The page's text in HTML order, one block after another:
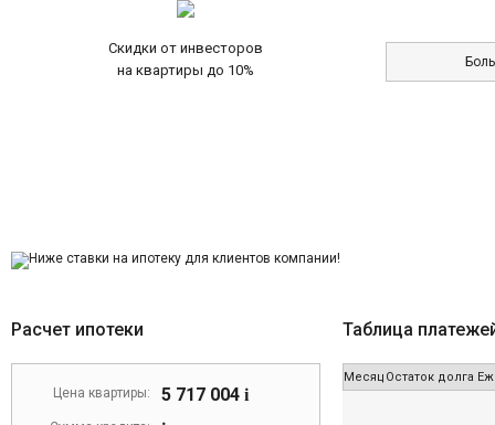
Скидки от инвесторов
на квартиры до 10%
Расчет ипотеки
Цена квартиры: 5 717 004 i
Таблица
Месяц Остаток долга